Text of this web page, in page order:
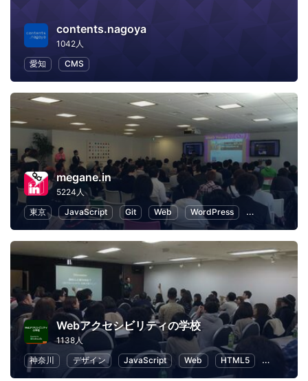
contents.nagoya
1042人
愛知
CMS
megane.in
5224人
東京
JavaScript Git Web WordPress プログラミン
Webアクセシビリティの学校
1138人
神奈川
デザイン JavaScript Web HTML5 UX